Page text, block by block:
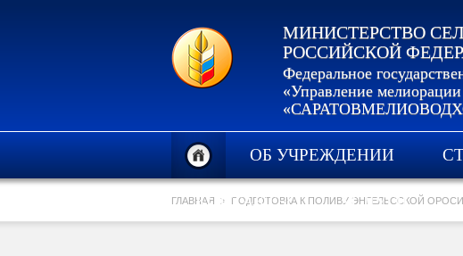
МИНИСТЕРСТВО
РОССИЙСКОЙ
Федеральное
«Управление мелиорации
ОБ УЧРЕЖДЕНИИ
КОНТАКТЫ УСЛУГИ
ГЛАВНАЯ ПОДГОТОВКА К ПОЛИВУ ЭНГЕЛЬССКОЙ